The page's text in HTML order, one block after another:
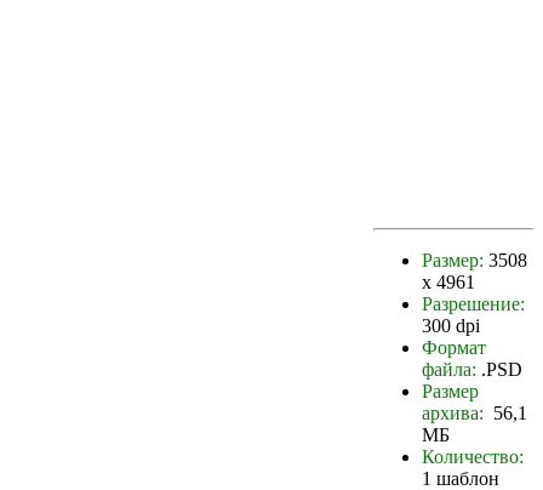
Размер: 3508
х 4961
Разрешение:
300 dpi
Формат
файла: .PSD
Размер
архива: 56,1
МБ
Количество:
1 шаблон